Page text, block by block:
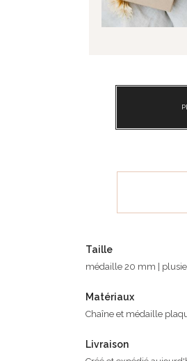
Taille
médaille 20 mm |
Matériaux
Chaîne et médaille
Livraison